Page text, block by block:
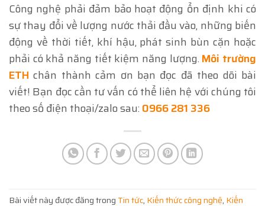
Công nghệ phải đảm bảo hoạt động ổn định khi có
sự thay đổi về lượng nước thải đầu vào, những biến
động về thời tiết, khí hậu, phát sinh bùn cặn hoặc
phải có khả năng tiết kiệm năng lượng. Môi trường
ETH chân thành cảm ơn bạn đọc đã theo dõi bài
viết! Bạn đọc cần tư vấn có thể liên hệ với chúng tôi
theo số điện thoại/zalo sau: 0966 281 336
Bài viết này được đăng trong Tin tức, Kiến thức công nghệ, Kiến